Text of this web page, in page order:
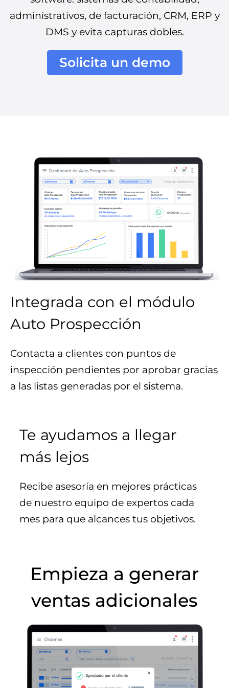
administrativos, de facturación, CRM, ERP y
DMS y evita capturas dobles.
Solicita un demo
Integrada con el módulo
Auto Prospección
Contacta a clientes con puntos de
inspección pendientes por aprobar gracias
a las listas generadas por el sistema.
Te ayudamos a llegar
más lejos
Recibe asesoría en mejores prácticas
de nuestro equipo de expertos cada
mes para que alcances tus objetivos.
Empieza a generar
ventas adicionales